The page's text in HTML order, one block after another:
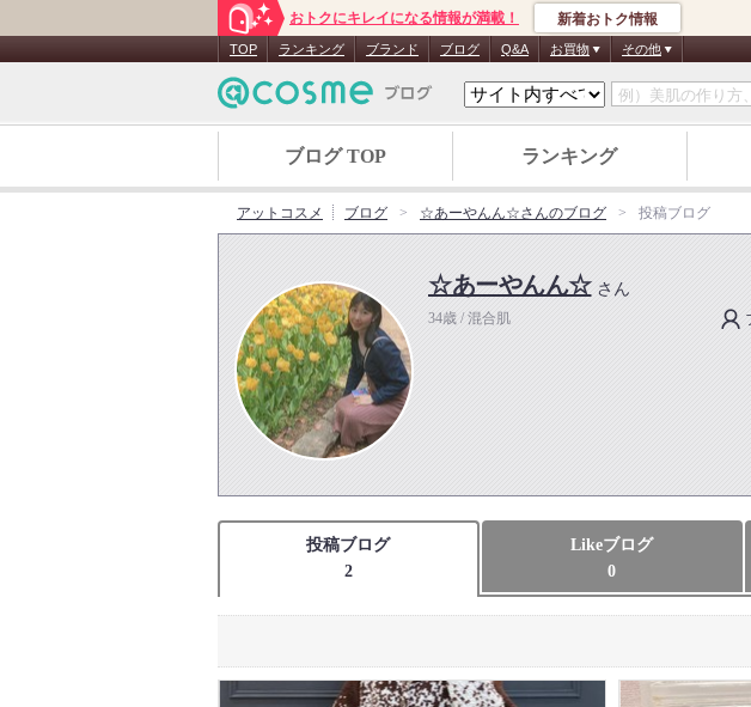
おトクにキレイになる情報が満載！ 新着おトク情報
TOP ランキング ブランド ブログ Q&A お買物 その他
ブログ TOP ランキング
アットコスメ ブログ ☆あーやんん☆さんのブログ 投稿ブログ
☆あーやんん☆ さん
34歳 / 混合肌
投稿ブログ
2
Likeブログ
0